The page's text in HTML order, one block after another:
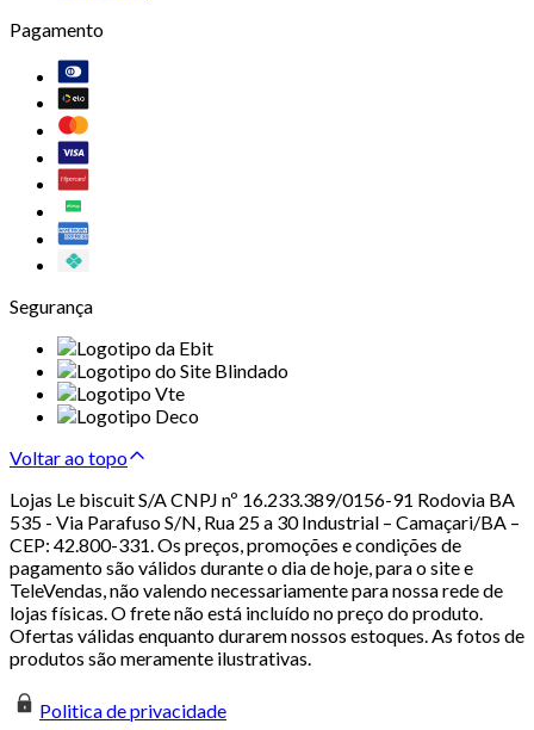
Pagamento
Segurança
Voltar ao topo
Lojas Le biscuit S/A CNPJ nº 16.233.389/0156-91 Rodovia BA
535 - Via Parafuso S/N, Rua 25 a 30 Industrial – Camaçari/BA –
CEP: 42.800-331. Os preços, promoções e condições de
pagamento são válidos durante o dia de hoje, para o site e
TeleVendas, não valendo necessariamente para nossa rede de
lojas físicas. O frete não está incluído no preço do produto.
Ofertas válidas enquanto durarem nossos estoques. As fotos de
produtos são meramente ilustrativas.
Politica de privacidade